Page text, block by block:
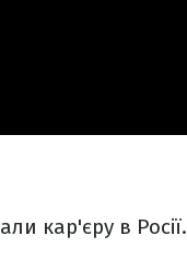
кар'єру в Росії.